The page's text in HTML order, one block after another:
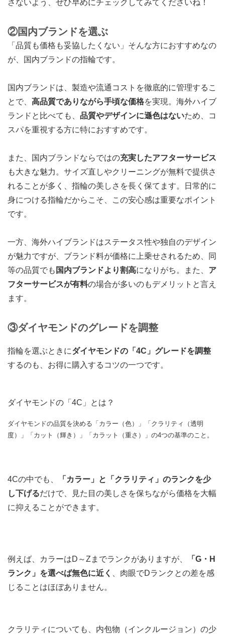
さないよう、ぜひ早めにチェックしてみてくださいね！
②国内ブランドを選ぶ
「品質も価格も妥協したくない」そんな方におすすめなの
が、国内ブランドの指輪です。
国内ブランドは、製造や流通コストを徹底的に管理するこ
とで、 高品質でありながら手頃な価格を実現。海外ハイブ
ランドと比べても、 品質やデザインに遜色はないため、コ
スパを重視する方に特におすすめです。
また、国内ブランドならではの充実したアフターサービス
も大きな魅力。サイズ直しやクリーニングが無料で提供さ
れることが多く、指輪の美しさを長く保てます。日常的に
身につける指輪だからこそ、この安心感は重要なポイント
です。
一方、海外ハイブランドはステータス性や独自のデザイン
が魅力ですが、ブランド料が価格に上乗せされるため、同
等の品質でも 国内ブランドより割高になりがち。また、 ア
フターサービスが有料の場合が多いのもデメリットと言え
ます。
③ダイヤモンドのグレードを調整
指輪を選ぶときにダイヤモンドの 「4C」グレードを調整
するのも、お得に購入するコツの一つです。
ダイヤモンドの「4C」とは？
ダイヤモンドの品質を決める「カラー（色）」「クラリティ（透明
度）」「カット（輝き）」「カラット（重さ）」の4つの基準のこと。
4Cの中でも、
「カラー」と「クラリティ」のランクを少
し下げるだけで、見た目の美しさを保ちながら価格を大幅
に抑えることができます。
例えば、カラーはD～Zまでランクがありますが、
「G・H
ランク」 を選べば無色に近く
、肉眼でDランクとの差を感
じることはほぼありません。
クラリティについても、内包物（インクルージョン）の少